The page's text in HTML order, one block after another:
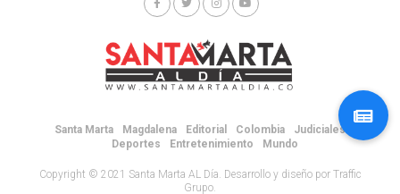
Santa Marta Magdalena Editorial Colombia
Judiciales
Deportes
Entretenimiento Mundo
Copyright © 2021 Santa Marta AL Día. Desarrollo y diseño por Traffic
Grupo.